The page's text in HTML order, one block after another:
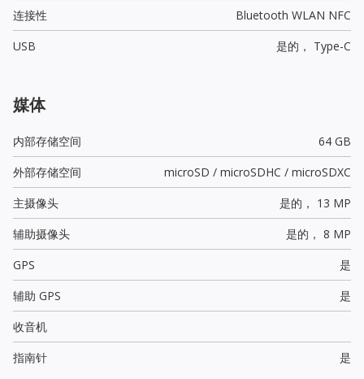
连接性
Bluetooth WLAN NFC
USB
是的， Type-C
媒体
内部存储空间
64 GB
外部存储空间
microSD / microSDHC / microSDXC
主摄像头
是的， 13 MP
辅助摄像头
是的， 8 MP
GPS
是
辅助 GPS
是
收音机
指南针
是